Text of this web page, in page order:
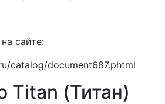
сайте:
catalog/document687.phtml
Titan (Титан)